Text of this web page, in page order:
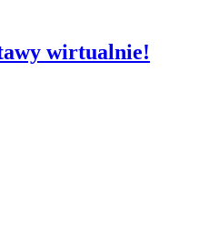
wirtualnie!